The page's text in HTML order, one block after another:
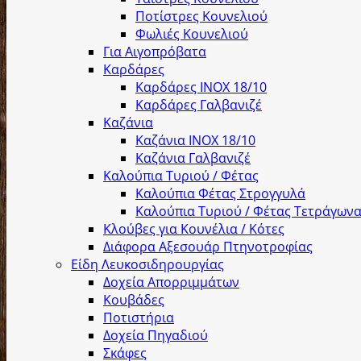
Ποτίστρες Κουνελιού
Φωλιές Κουνελιού
Για Αιγοπρόβατα
Καρδάρες
Καρδάρες INOX 18/10
Καρδάρες Γαλβανιζέ
Καζάνια
Καζάνια INOX 18/10
Καζάνια Γαλβανιζέ
Καλούπια Τυριού / Φέτας
Καλούπια Φέτας Στρογγυλά
Καλούπια Τυριού / Φέτας Τετράγωνα
Κλούβες για Κουνέλια / Κότες
Διάφορα Αξεσουάρ Πτηνοτροφίας
Είδη Λευκοσιδηρουργίας
Δοχεία Απορριμμάτων
Κουβάδες
Ποτιστήρια
Δοχεία Πηγαδιού
Σκάφες